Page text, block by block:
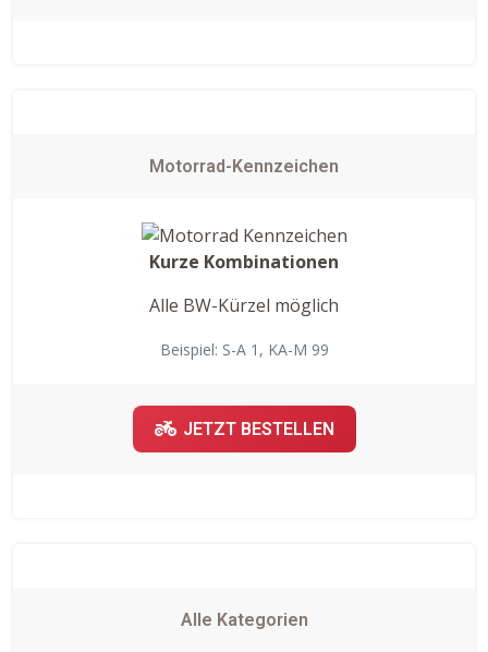
Motorrad-Kennzeichen
Kurze Kombinationen
Alle BW-Kürzel möglich
Beispiel: S-A 1, KA-M 99
JETZT BESTELLEN
Alle Kategorien